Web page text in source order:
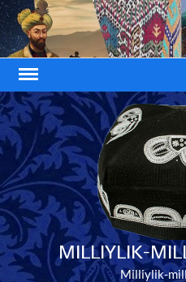
Skip
to
content
MILLIYLIK-
Milliylik-